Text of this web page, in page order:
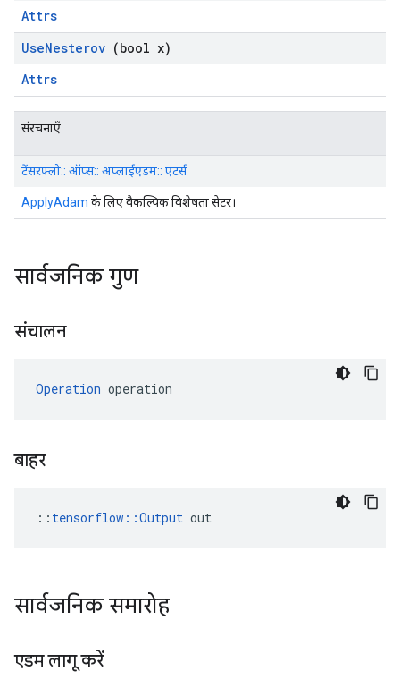
Attrs
UseNesterov (bool x)
Attrs
संरचनाएँ
टेंसरफ्लो:: ऑप्स:: अप्लाईएडम:: एटर्स
ApplyAdam के लिए वैकल्पिक विशेषता सेटर।
सार्वजनिक गुण
संचालन
Operation operation
बाहर
:: tensorflow::Output out
सार्वजनिक समारोह
एडम लागू करें